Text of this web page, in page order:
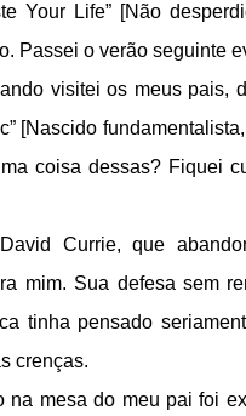
Your Life” [Não
Passei o verão seguinte
visitei os meus pais,
[Nascido
coisa dessas? Fiquei
Currie, que
mim. Sua defesa sem
tinha pensado
crenças.
na mesa do meu pai foi